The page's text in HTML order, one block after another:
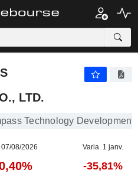
LTD.
Technology Development
07/08/2026 Varia. 1 janv.
-35,81%